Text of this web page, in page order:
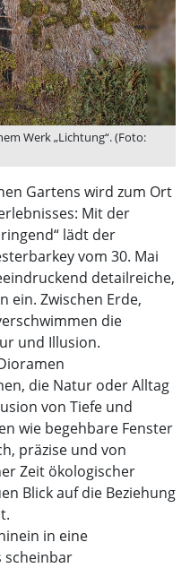
Werk „Lichtung“. (Foto:
Gartens wird zum Ort
Mit der
lädt der
vom 30. Mai
detailreiche,
ein. Zwischen Erde,
die
und Illusion.
die Natur oder Alltag
von Tiefe und
wie begehbare Fenster
präzise und von
Zeit ökologischer
Blick auf die Beziehung
in eine
scheinbar